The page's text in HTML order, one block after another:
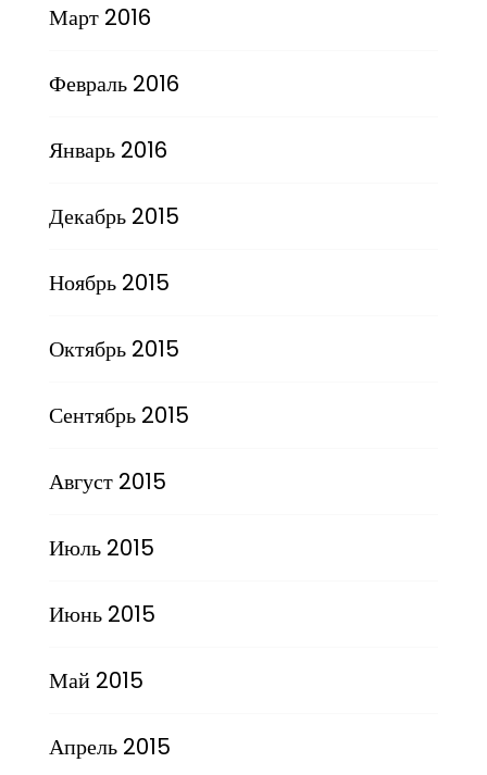
Март 2016
Февраль 2016
Январь 2016
Декабрь 2015
Ноябрь 2015
Октябрь 2015
Сентябрь 2015
Август 2015
Июль 2015
Июнь 2015
Май 2015
Апрель 2015